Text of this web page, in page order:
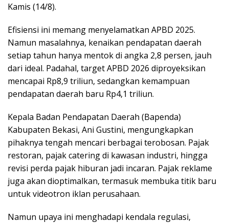
Kamis (14/8).
Efisiensi ini memang menyelamatkan APBD 2025.
Namun masalahnya, kenaikan pendapatan daerah
setiap tahun hanya mentok di angka 2,8 persen, jauh
dari ideal. Padahal, target APBD 2026 diproyeksikan
mencapai Rp8,9 triliun, sedangkan kemampuan
pendapatan daerah baru Rp4,1 triliun.
Kepala Badan Pendapatan Daerah (Bapenda)
Kabupaten Bekasi, Ani Gustini, mengungkapkan
pihaknya tengah mencari berbagai terobosan. Pajak
restoran, pajak catering di kawasan industri, hingga
revisi perda pajak hiburan jadi incaran. Pajak reklame
juga akan dioptimalkan, termasuk membuka titik baru
untuk videotron iklan perusahaan.
Namun upaya ini menghadapi kendala regulasi,